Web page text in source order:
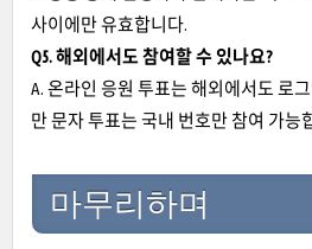
사이에만 유효합니다.
Q5. 해외에서도 참여할 수 있나요?
A. 온라인 응원 투표는 해외에서도 로
만 문자 투표는 국내 번호만 참여 가능
마무리하며